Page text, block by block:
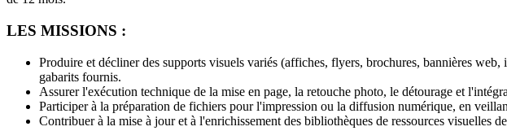
LES MISSIONS :
Produire et décliner des supports visuels variés (affiches, flyers, brochures, bannières
gabarits fournis.
Assurer l'exécution technique de la mise en page, la retouche photo, le détourage et
Participer à la préparation de fichiers pour l'impression ou la diffusion numérique, en
Contribuer à la mise à jour et à l'enrichissement des bibliothèques de ressources visuelles